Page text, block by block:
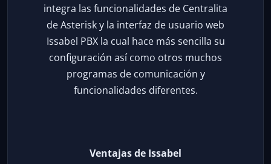
integra las funcionalidades de Centralita
de Asterisk y la interfaz de usuario web
Issabel PBX la cual hace más sencilla su
configuración así como otros muchos
programas de comunicación y
funcionalidades diferentes.
Ventajas de Issabel